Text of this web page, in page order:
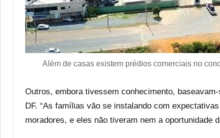
Além de casas existem prédios comerciais no
Outros, embora tivessem conhecimento,
DF. “As famílias vão se instalando com
moradores, e eles não tiveram nem a oportunidade